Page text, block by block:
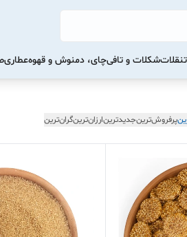
تنقلاتشکلات و تافیچای، دمنوش و قهوهعطاری
پرفروش‌ترینجدیدترینارزان‌ترینگران‌ترین